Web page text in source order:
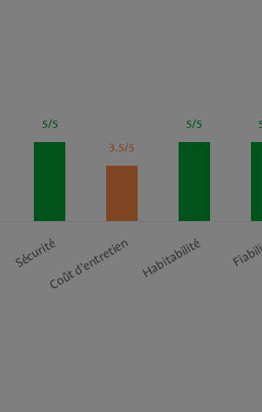
5/5
Sécurité
3.5/5
Coût d’entretien
5/5
Habitabilité